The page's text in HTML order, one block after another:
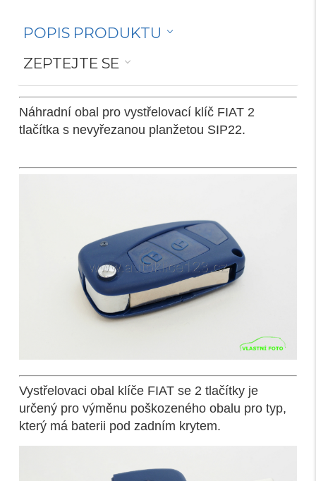
POPIS PRODUKTU
ZEPTEJTE SE
Náhradní obal pro vystřelovací klíč FIAT 2
tlačítka s nevyřezanou planžetou SIP22.
Vystřelovaci obal klíče FIAT se 2 tlačítky je
určený pro výměnu poškozeného obalu pro typ,
který má baterii pod zadním krytem.